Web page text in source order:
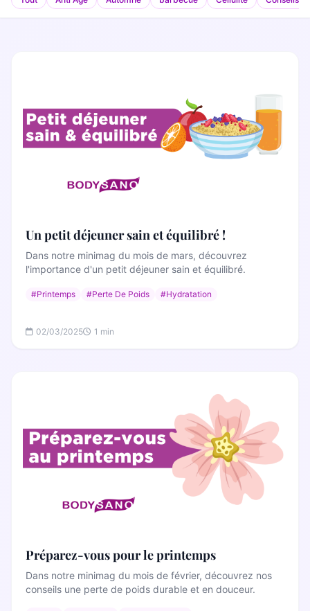
Minimag
Recettes
Nos centres
Contact
Un petit déjeuner sain et équilibré !
Dans notre minimag du mois de mars, découvrez
l'importance d'un petit déjeuner sain et équilibré.
#Printemps #Perte De Poids #Hydratation
02/03/2025 1 min
Préparez-vous pour le printemps
Dans notre minimag du mois de février, découvrez nos
conseils une perte de poids durable et en douceur.